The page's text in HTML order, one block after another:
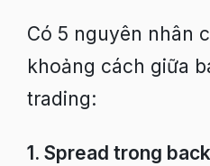
Có 5 nguyên nhân
khoảng cách giữa
trading:
1. Spread trong